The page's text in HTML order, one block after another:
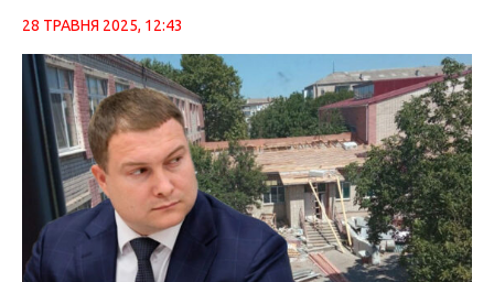
28 ТРАВНЯ 2025, 12:43